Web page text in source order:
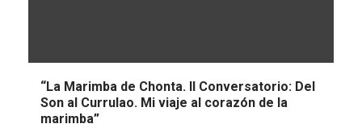
“La Marimba de Chonta. II Conversatorio: Del
Son al Currulao. Mi viaje al corazón de la
marimba”